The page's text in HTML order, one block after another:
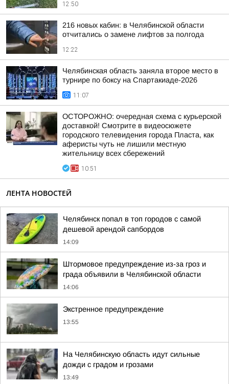
12:50
216 новых кабин: в Челябинской области
отчитались о замене лифтов за полгода
12:22
Челябинская область заняла второе место в
турнире по боксу на Спартакиаде-2026
11:07
ОСТОРОЖНО: очередная схема с курьерской
доставкой! Смотрите в видеосюжете
городского телевидения города Пласта, как
аферисты чуть не лишили местную
жительницу всех сбережений
10:51
ЛЕНТА НОВОСТЕЙ
Челябинск попал в топ городов с самой
дешевой арендой сапбордов
14:09
Штормовое предупреждение из-за гроз и
града объявили в Челябинской области
14:06
Экстренное предупреждение
13:55
На Челябинскую область идут сильные
дожди с градом и грозами
13:49